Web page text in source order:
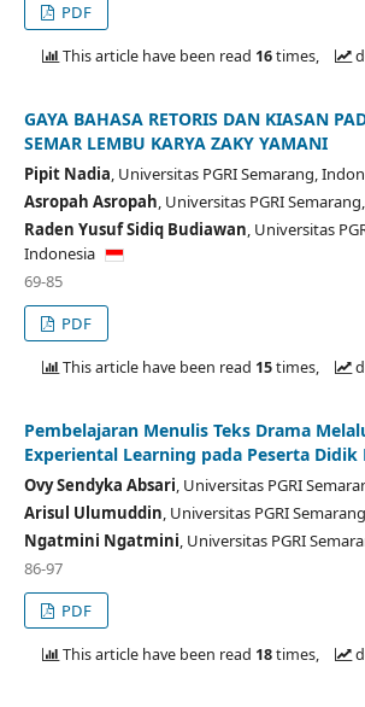
PDF
This article have been read 16times,
GAYA BAHASA RETORIS DAN KIASAN
SEMAR LEMBU KARYA ZAKY YAMANI
Pipit Nadia, Universitas PGRI Semarang,
Asropah Asropah, Universitas PGRI Semarang,
Raden Yusuf Sidiq Budiawan, Universitas
Indonesia
69-85
PDF
This article have been read 15times,
Pembelajaran Menulis Teks Drama
Experiental Learning pada Peserta Didik
Ovy Sendyka Absari, Universitas PGRI
Arisul Ulumuddin, Universitas PGRI
Ngatmini Ngatmini, Universitas PGRI
86-97
PDF
This article have been read 18times,